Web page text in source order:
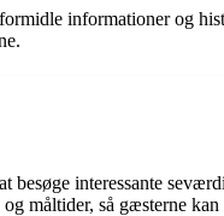
informationer og
interessante
måltider, så gæsterne kan